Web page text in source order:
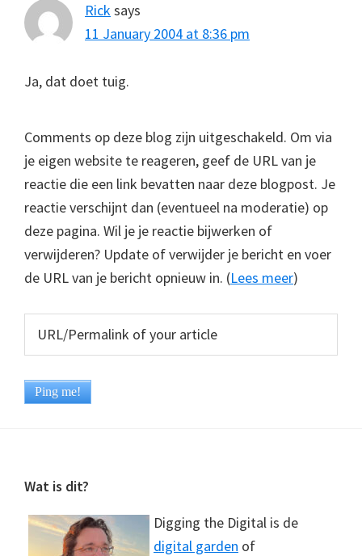
Ricksays
11 January 2004 at 8:36 pm
Ja, dat doet tuig.
Comments op deze blog zijn uitgeschakeld. Om via
je eigen website te reageren, geef de URL van je
reactie die een link bevatten naar deze blogpost. Je
reactie verschijnt dan (eventueel na moderatie) op
deze pagina. Wil je je reactie bijwerken of
verwijderen? Update of verwijder je bericht en voer
de URL van je bericht opnieuw in. (Lees meer)
Footer
Wat is dit?
Digging the Digital is de
digital garden of